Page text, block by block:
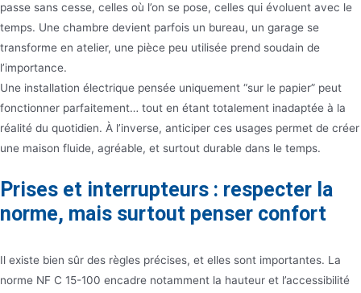
passe sans cesse, celles où l’on se pose, celles qui évoluent avec le
temps. Une chambre devient parfois un bureau, un garage se
transforme en atelier, une pièce peu utilisée prend soudain de
l’importance.
Une installation électrique pensée uniquement “sur le papier” peut
fonctionner parfaitement… tout en étant totalement inadaptée à la
réalité du quotidien. À l’inverse, anticiper ces usages permet de créer
une maison fluide, agréable, et surtout durable dans le temps.
Prises et interrupteurs : respecter la
norme, mais surtout penser confort
Il existe bien sûr des règles précises, et elles sont importantes. La
norme NF C 15-100 encadre notamment la hauteur et l’accessibilité